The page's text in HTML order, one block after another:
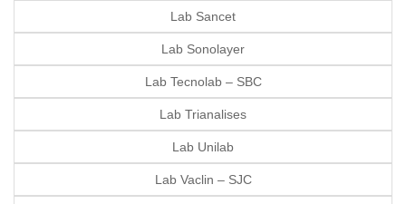
Lab Sancet
Lab Sonolayer
Lab Tecnolab – SBC
Lab Trianalises
Lab Unilab
Lab Vaclin – SJC